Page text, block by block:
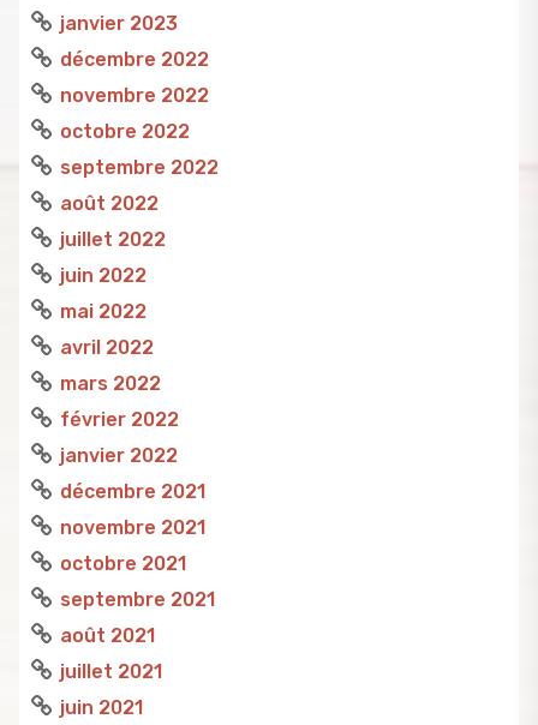
janvier 2023
décembre 2022
novembre 2022
octobre 2022
septembre 2022
août 2022
juillet 2022
juin 2022
mai 2022
avril 2022
mars 2022
février 2022
janvier 2022
décembre 2021
novembre 2021
octobre 2021
septembre 2021
août 2021
juillet 2021
juin 2021